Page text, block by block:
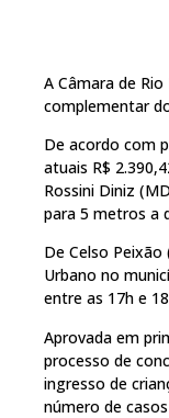
A Câmara de
complementar
De acordo com
atuais R$
Rossini Diniz
para 5 metros a
De Celso
Urbano no
entre as 17h e
Aprovada em
processo de
ingresso de
número de